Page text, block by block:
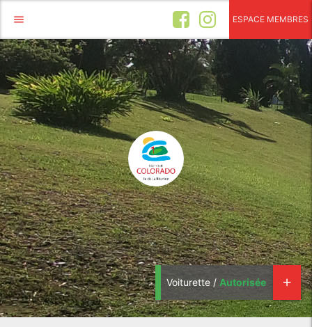
menu ESPACE MEMBRES
Voiturette / Autorisée add